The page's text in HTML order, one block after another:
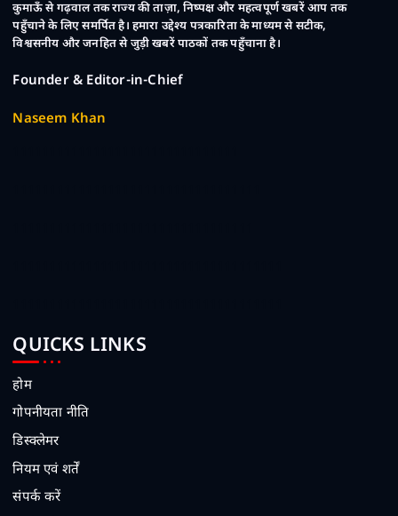
कुमाऊँ से गढ़वाल तक राज्य की ताज़ा, निष्पक्ष और महत्वपूर्ण खबरें आप तक
पहुँचाने के लिए समर्पित है। हमारा उद्देश्य पत्रकारिता के माध्यम से सटीक,
विश्वसनीय और जनहित से जुड़ी खबरें पाठकों तक पहुँचाना है।
Founder & Editor-in-Chief
Naseem Khan
QUICKS LINKS
होम
गोपनीयता नीति
डिस्क्लेमर
नियम एवं शर्तें
संपर्क करें